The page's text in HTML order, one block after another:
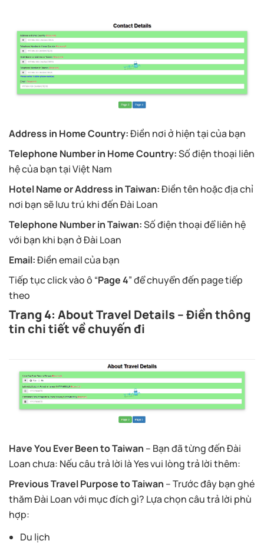
Address in Home Country:Điền nơi ở hiện tại của bạn
Telephone Number in Home Country:Số điện thoại liên
hệ của bạn tại Việt Nam
Hotel Name or Address in Taiwan:Điền tên hoặc địa chỉ
nơi bạn sẽ lưu trú khi đến Đài Loan
Telephone Number in Taiwan:Số điện thoại để liên hệ
với bạn khi bạn ở Đài Loan
Email:Điền email của bạn
Tiếp tục click vào ô “Page 4” để chuyển đến page tiếp
theo
Trang 4: About Travel Details – Điền thông
tin chi tiết về chuyến đi
Have You Ever Been to Taiwan – Bạn đã từng đến Đài
Loan chưa: Nếu câu trả lời là Yes vui lòng trả lời thêm:
Previous Travel Purpose to Taiwan – Trước đây bạn ghé
thăm Đài Loan với mục đích gì? Lựa chọn câu trả lời phù
hợp:
Du lịch